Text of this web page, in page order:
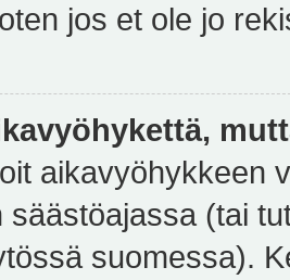
jos et ole jo
aikavyöhykkeen
säästöajassa (tai
suomessa).